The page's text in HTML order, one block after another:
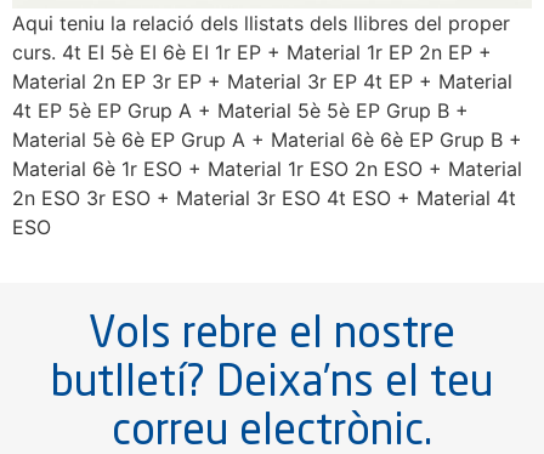
Aqui teniu la relació dels llistats dels llibres del proper
curs. 4t EI 5è EI 6è EI 1r EP + Material 1r EP 2n EP +
Material 2n EP 3r EP + Material 3r EP 4t EP + Material
4t EP 5è EP Grup A + Material 5è 5è EP Grup B +
Material 5è 6è EP Grup A + Material 6è 6è EP Grup B +
Material 6è 1r ESO + Material 1r ESO 2n ESO + Material
2n ESO 3r ESO + Material 3r ESO 4t ESO + Material 4t
ESO
Vols rebre el nostre
butlletí? Deixa’ns el teu
correu electrònic.